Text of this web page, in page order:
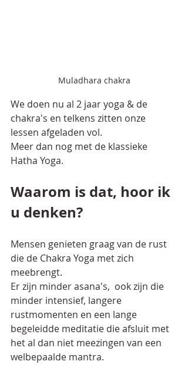
Muladhara chakra
We doen nu al 2 jaar yoga & de
chakra's en telkens zitten onze
lessen afgeladen vol.
Meer dan nog met de klassieke
Hatha Yoga.
Waarom is dat, hoor ik
u denken?
Mensen genieten graag van de rust
die de Chakra Yoga met zich
meebrengt.
Er zijn minder asana's,  ook zijn die
minder intensief, langere
rustmomenten en een lange
begeleidde meditatie die afsluit met
het al dan niet meezingen van een
welbepaalde mantra.